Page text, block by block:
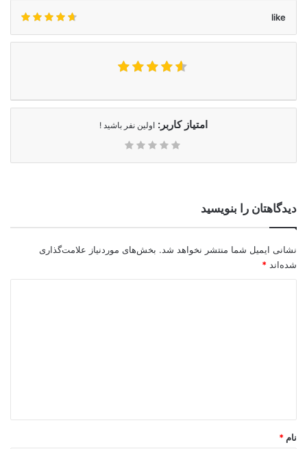
like
امتیاز کاربر: اولین نفر باشید !
دیدگاهتان را بنویسید
نشانی ایمیل شما منتشر نخواهد شد. بخش‌های موردنیاز علامت‌گذاری
شده‌اند *
نام *